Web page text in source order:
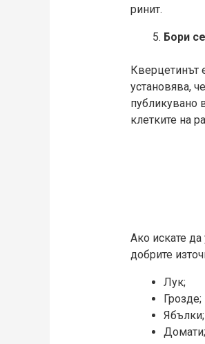
ринит.
Бори
Кверцeтинът
установява,
публикувано
клетките на
Ако искате
добрите
Лук;
Грозде;
Ябълки;
Домати;